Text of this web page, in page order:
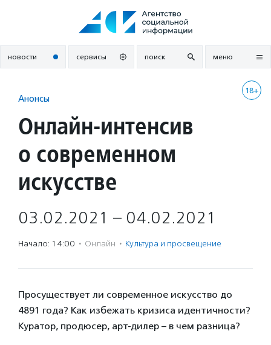
новости сервисы поиск меню
18+
Анонсы
Онлайн-интенсив
о современном
искусстве
03.02.2021 – 04.02.2021
Начало: 14:00 · Онлайн · Культура и просвещение
Просуществует ли современное искусство до
4891 года? Как избежать кризиса идентичности?
Куратор, продюсер, арт-дилер – в чем разница?